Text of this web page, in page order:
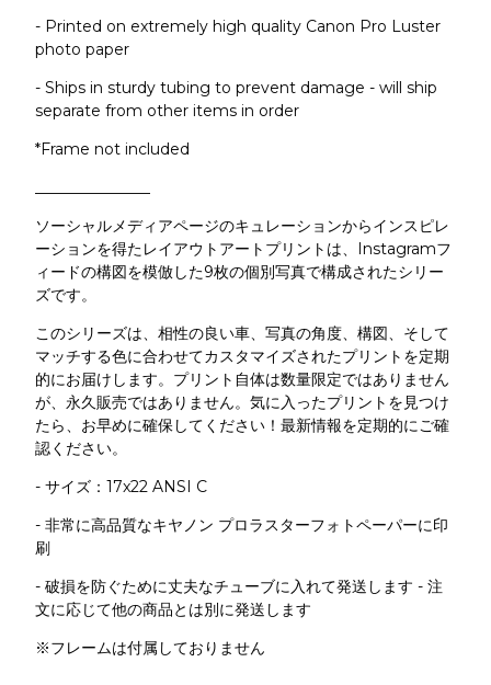
- Printed on extremely high quality Canon Pro Luster
photo paper
- Ships in sturdy tubing to prevent damage - will ship
separate from other items in order
*Frame not included
ソーシャルメディアページのキュレーションからインスピレ
ーションを得たレイアウトアートプリントは、Instagramフ
ィードの構図を模倣した9枚の個別写真で構成されたシリー
ズです。
このシリーズは、相性の良い車、写真の角度、構図、そして
マッチする色に合わせてカスタマイズされたプリントを定期
的にお届けします。プリント自体は数量限定ではありません
が、永久販売ではありません。気に入ったプリントを見つけ
たら、お早めに確保してください！最新情報を定期的にご確
認ください。
- サイズ：17x22 ANSI C
- 非常に高品質なキヤノン プロラスターフォトペーパーに印
刷
- 破損を防ぐために丈夫なチューブに入れて発送します - 注
文に応じて他の商品とは別に発送します
※フレームは付属しておりません